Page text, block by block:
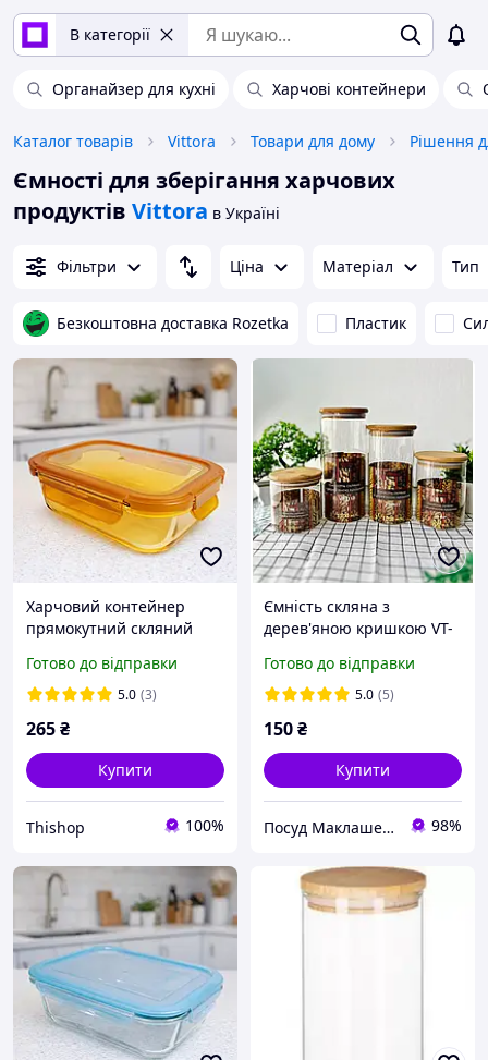
В категорії
Органайзер для кухні Харчові контейнери
Каталог товарів Vittora Товари для дому Рішення
Ємності для зберігання харчових
продуктів Vittora в Україні
Фільтри Ціна Матеріал Тип
Безкоштовна доставка Rozetka Пластик
Харчовий контейнер
прямокутний скляний
Готово до відправки
5.0 (3)
265₴
Купити
Thishop 100%
Ємність скляна з
дерев'яною кришкою VT-
Готово до відправки
5.0 (5)
150₴
Купити
Посуд Маклашевська 98%